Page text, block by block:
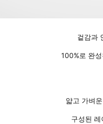
겉감과
100%로 완
얇고 가벼
구성된